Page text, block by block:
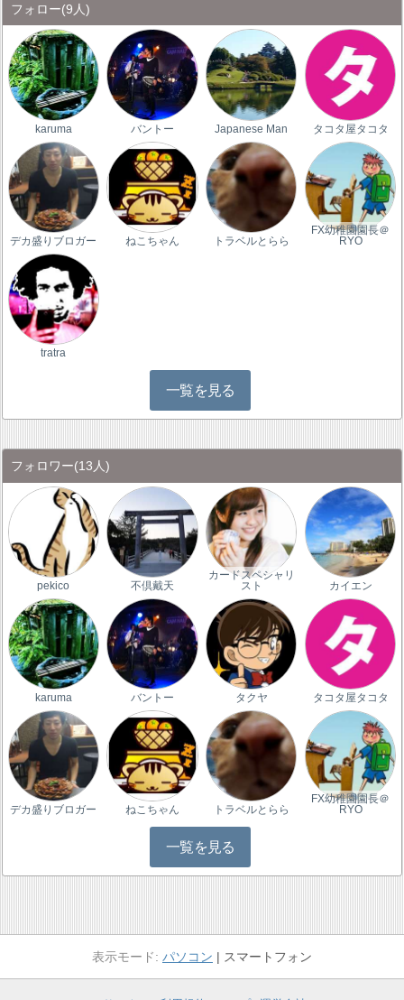
フォロー(9人)
karuma バントー Japanese Man タコタ屋タコタ
デカ盛りブロガー ねこちゃん トラベルとらら
FX幼稚園園長＠
RYO
tratra
一覧を見る
フォロワー(13人)
pekico 不倶戴天
カードスペシャリ
スト
カイエン
karuma バントー タクヤ タコタ屋タコタ
デカ盛りブロガー ねこちゃん トラベルとらら
FX幼稚園園長＠
RYO
一覧を見る
パソコン スマートフォン